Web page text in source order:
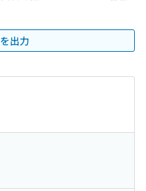
出力